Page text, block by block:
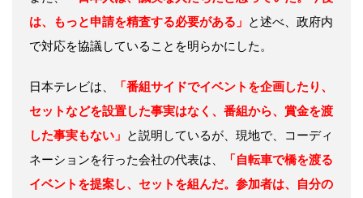
は、もっと申請を精査する必要がある」 と述べ、政府内
で対応を協議していることを明らかにした。
日本テレビは、
「番組サイドでイベントを企画したり、
セットなどを設置した事実はなく、番組から、賞金を渡
した事実もない」 と説明しているが、現地で、コーディ
ネーションを行った会社の代表は、
「自転車で橋を渡る
イベントを提案し、セットを組んだ。参加者は、自分の